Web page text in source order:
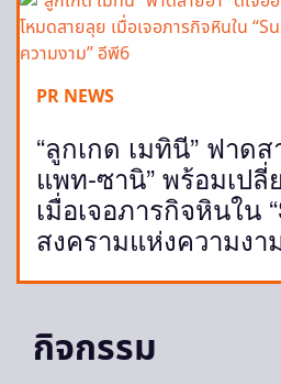
PR NEWS
“ลูกเกด เมทินี” ฟาดส
แพท-ซานิ” พร้อมเป
เมื่อเจอภารกิจหินใน
สงครามแห่งความงา
กิจกรรม